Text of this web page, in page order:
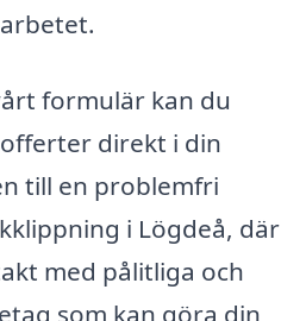
formulär kan du
direkt i din
till en problemfri
i Lögdeå, där
med pålitliga och
som kan göra din